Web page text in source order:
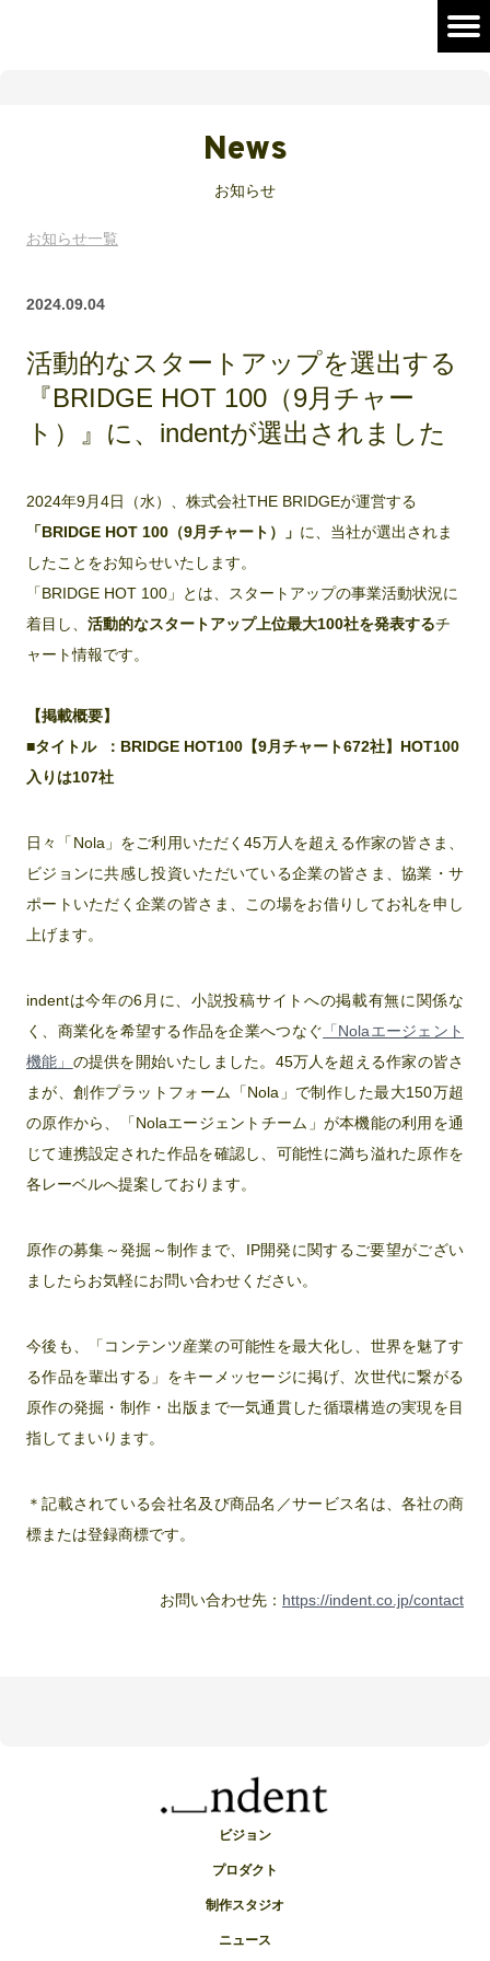
News
お知らせ
お知らせ一覧
2024.09.04
活動的なスタートアップを選出する
『BRIDGE HOT 100（9月チャー
ト）』に、indentが選出されました
2024年9月4日（水）、株式会社THE BRIDGEが運営する
「BRIDGE HOT 100（9月チャート）」 に、当社が選出されま
したことをお知らせいたします。
「BRIDGE HOT 100」とは、スタートアップの事業活動状況に
着目し、 活動的なスタートアップ上位最大100社を発表するチ
ャート情報です。
【掲載概要】
■タイトル ：BRIDGE HOT100【9月チャート672社】HOT100
入りは107社
日々「Nola」をご利用いただく45万人を超える作家の皆さま、
ビジョンに共感し投資いただいている企業の皆さま、協業・サ
ポートいただく企業の皆さま、この場をお借りしてお礼を申し
上げます。
indentは今年の6月に、小説投稿サイトへの掲載有無に関係な
く、商業化を希望する作品を企業へつなぐ 「Nolaエージェント
機能」 の提供を開始いたしました。45万人を超える作家の皆さ
まが、創作プラットフォーム「Nola」で制作した最大150万超
の原作から、「Nolaエージェントチーム」が本機能の利用を通
じて連携設定された作品を確認し、可能性に満ち溢れた原作を
各レーベルへ提案しております。
原作の募集～発掘～制作まで、IP開発に関するご要望がござい
ましたらお気軽にお問い合わせください。
今後も、「コンテンツ産業の可能性を最大化し、世界を魅了す
る作品を輩出する」をキーメッセージに掲げ、次世代に繋がる
原作の発掘・制作・出版まで一気通貫した循環構造の実現を目
指してまいります。
＊記載されている会社名及び商品名／サービス名は、各社の商
標または登録商標です。
お問い合わせ先： https://indent.co.jp/contact
ビジョン
プロダクト
制作スタジオ
ニュース